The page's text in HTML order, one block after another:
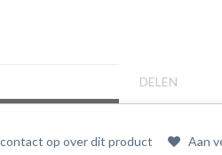
DELEN
op over dit product Aan